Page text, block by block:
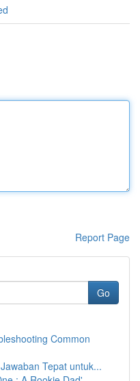
Report Page
Go
Common
Tepat untuk...